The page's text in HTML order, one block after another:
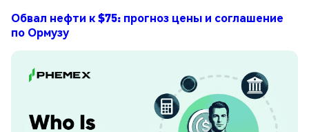
Обвал нефти к $75: прогноз цены и соглашение
по Ормузу